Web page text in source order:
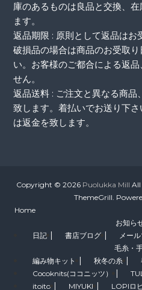
庫のあるものは良品と交換、
ます。
返品期限 : 原則として返品はお
破損品の場合は商品のお受取
い。お客様のご都合による返
せん。
返品送料 : ご注文と異なる商品
致します。着払いでお送り下
は返金を致します。
Copyright © 2026 Puolukka Mill All
ThemeGrill.
Home
お知ら
日記
書店ブログ メー
毛糸・
編み物キット
秋冬の糸
Cocoknits(ココニッツ）
itoito
MIYUKI LOPIロ